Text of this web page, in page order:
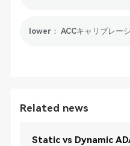
Related news
Static vs Dynamic